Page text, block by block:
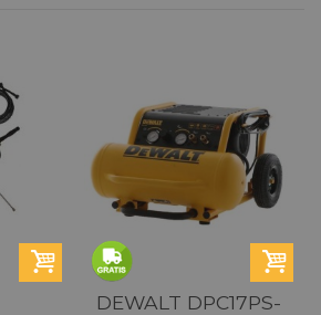
DEWALT DPC17PS-